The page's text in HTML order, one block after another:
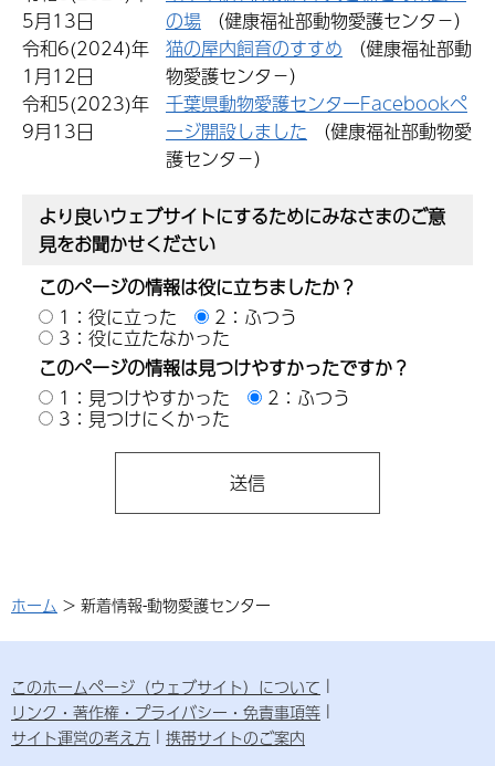
5月13日
の場
（健康福祉部動物愛護センタ−）
令和6(2024)年
1月12日
猫の屋内飼育のすすめ
物愛護センタ−）
令和5(2023)年
9月13日
千葉県動物愛護センターFacebookペ
ージ開設しました
護センタ−）
より良いウェブサイトにするためにみなさまのご意
見をお聞かせください
このページの情報は役に立ちましたか？
1：役に立った
2：ふつう
3：役に立たなかった
このページの情報は見つけやすかったですか？
1：見つけやすかった
2：ふつう
3：見つけにくかった
ホーム > 新着情報-動物愛護センター
このホームページ（ウェブサイト）について
リンク・著作権・プライバシー・免責事項等
サイト運営の考え方
携帯サイトのご案内